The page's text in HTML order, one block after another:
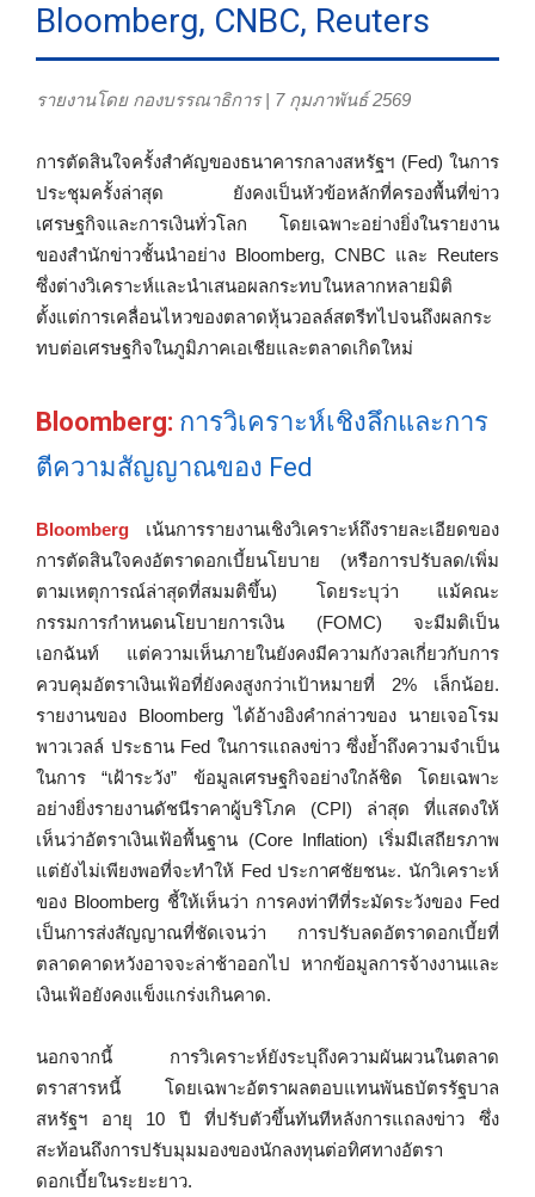
Bloomberg, CNBC, Reuters
รายงานโดย กองบรรณาธิการ | 7 กุมภาพันธ์ 2569
การตัดสินใจครั้งสำคัญของธนาคารกลางสหรัฐฯ (Fed) ในการ
ประชุมครั้งล่าสุด ยังคงเป็นหัวข้อหลักที่ครองพื้นที่ข่าว
เศรษฐกิจและการเงินทั่วโลก โดยเฉพาะอย่างยิ่งในรายงาน
ของสำนักข่าวชั้นนำอย่าง Bloomberg, CNBC และ Reuters
ซึ่งต่างวิเคราะห์และนำเสนอผลกระทบในหลากหลายมิติ
ตั้งแต่การเคลื่อนไหวของตลาดหุ้นวอลล์สตรีทไปจนถึงผลกระ
ทบต่อเศรษฐกิจในภูมิภาคเอเชียและตลาดเกิดใหม่
Bloomberg: การวิเคราะห์เชิงลึกและการ
ตีความสัญญาณของ Fed
Bloomberg เน้นการรายงานเชิงวิเคราะห์ถึงรายละเอียดของ
การตัดสินใจคงอัตราดอกเบี้ยนโยบาย (หรือการปรับลด/เพิ่ม
ตามเหตุการณ์ล่าสุดที่สมมติขึ้น) โดยระบุว่า แม้คณะ
กรรมการกำหนดนโยบายการเงิน (FOMC) จะมีมติเป็น
เอกฉันท์ แต่ความเห็นภายในยังคงมีความกังวลเกี่ยวกับการ
ควบคุมอัตราเงินเฟ้อที่ยังคงสูงกว่าเป้าหมายที่ 2% เล็กน้อย.
รายงานของ Bloomberg ได้อ้างอิงคำกล่าวของ นายเจอโรม
พาวเวลล์ ประธาน Fed ในการแถลงข่าว ซึ่งย้ำถึงความจำเป็น
ในการ “เฝ้าระวัง” ข้อมูลเศรษฐกิจอย่างใกล้ชิด โดยเฉพาะ
อย่างยิ่งรายงานดัชนีราคาผู้บริโภค (CPI) ล่าสุด ที่แสดงให้
เห็นว่าอัตราเงินเฟ้อพื้นฐาน (Core Inflation) เริ่มมีเสถียรภาพ
แต่ยังไม่เพียงพอที่จะทำให้ Fed ประกาศชัยชนะ. นักวิเคราะห์
ของ Bloomberg ชี้ให้เห็นว่า การคงท่าทีที่ระมัดระวังของ Fed
เป็นการส่งสัญญาณที่ชัดเจนว่า การปรับลดอัตราดอกเบี้ยที่
ตลาดคาดหวังอาจจะล่าช้าออกไป หากข้อมูลการจ้างงานและ
เงินเฟ้อยังคงแข็งแกร่งเกินคาด.
นอกจากนี้ การวิเคราะห์ยังระบุถึงความผันผวนในตลาด
ตราสารหนี้ โดยเฉพาะอัตราผลตอบแทนพันธบัตรรัฐบาล
สหรัฐฯ อายุ 10 ปี ที่ปรับตัวขึ้นทันทีหลังการแถลงข่าว ซึ่ง
สะท้อนถึงการปรับมุมมองของนักลงทุนต่อทิศทางอัตรา
ดอกเบี้ยในระยะยาว.